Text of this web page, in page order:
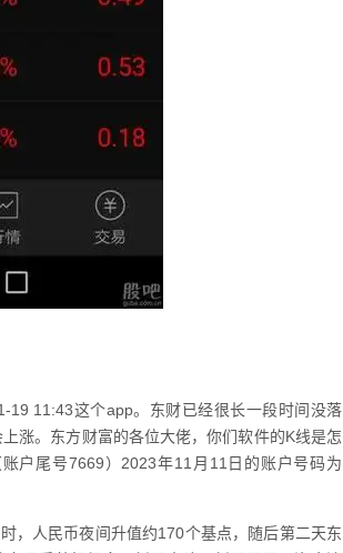
19 11:43这个app。东财已经很长一段时间没落
涨。东方财富的各位大佬，你们软件的K线是怎
户尾号7669）2023年11月11日的账户号码为
，人民币夜间升值约170个基点，随后第二天东